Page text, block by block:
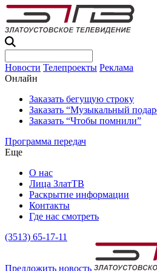
Новости Телепроекты Реклама
Онлайн
Заказать бегущую строку
Заказать “Музыкальный
Заказать “Чтобы помнили”
Программа передач
Еще
О нас
Лица ЗлатТВ
Раскрытие информации
Контакты
Где нас смотреть
(3513) 65-17-11
Предложить новость